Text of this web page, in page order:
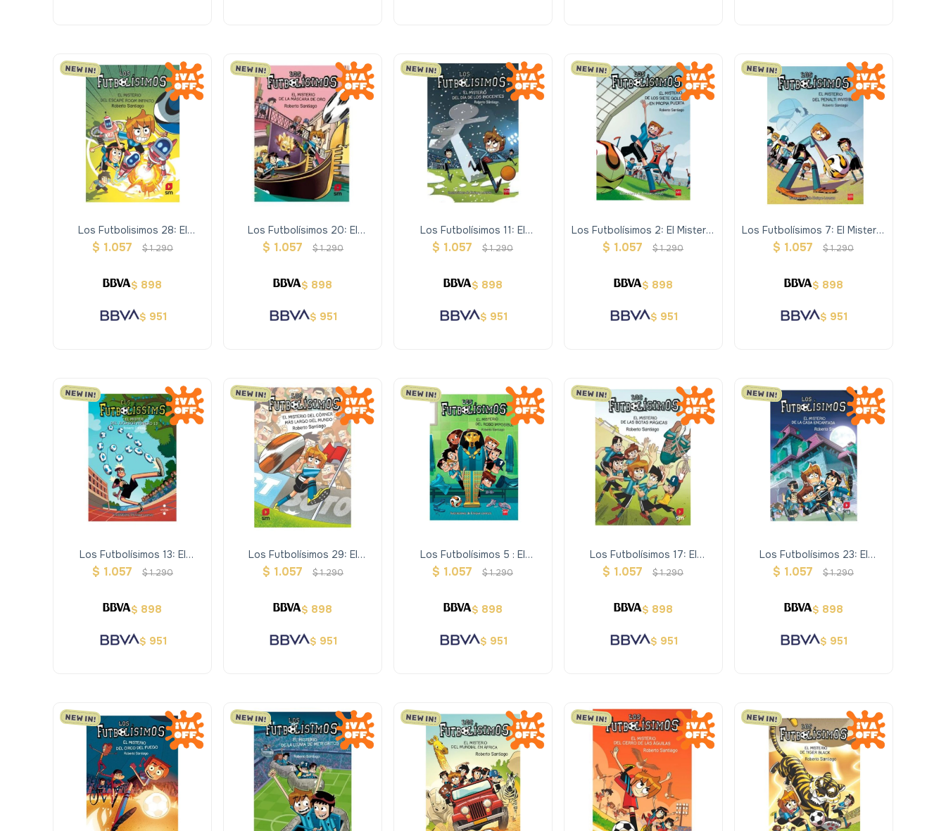
Los Futbolisimos 28: El
Misterio Del Escape Room
$ 1.057 $1.290
$ 898
$ 951
Los Futbolísimos 20: El
Misterio De La Máscara De
$ 1.057 $1.290
$ 898
$ 951
Los Futbolísimos 11: El
Misterio Del Día De Los
$ 1.057 $1.290
$ 898
$ 951
Los Futbolísimos 2: El Misterio
De Los Siete Goles En Propia
$ 1.057 $1.290
$ 898
$ 951
Los Futbolísimos 7: El Misterio
Del Penal Invisible
$ 1.057 $1.290
$ 898
$ 951
Los Futbolísimos 13: El
Misterio Del Jugador Número
$ 1.057 $1.290
$ 898
$ 951
Los Futbolísimos 29: El
Misterio Del Corner Más Largo
$ 1.057 $1.290
$ 898
$ 951
Los Futbolísimos 5 : El
Misterio Del Robo Imposible
$ 1.057 $1.290
$ 898
$ 951
Los Futbolísimos 17: El
Misterio De Las Botas
$ 1.057 $1.290
$ 898
$ 951
Los Futbolísimos 23: El
Misterio De La Casa
$ 1.057 $1.290
$ 898
$ 951